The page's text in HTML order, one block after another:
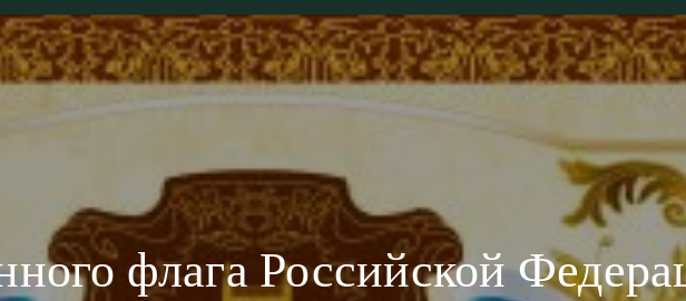
флага Российской